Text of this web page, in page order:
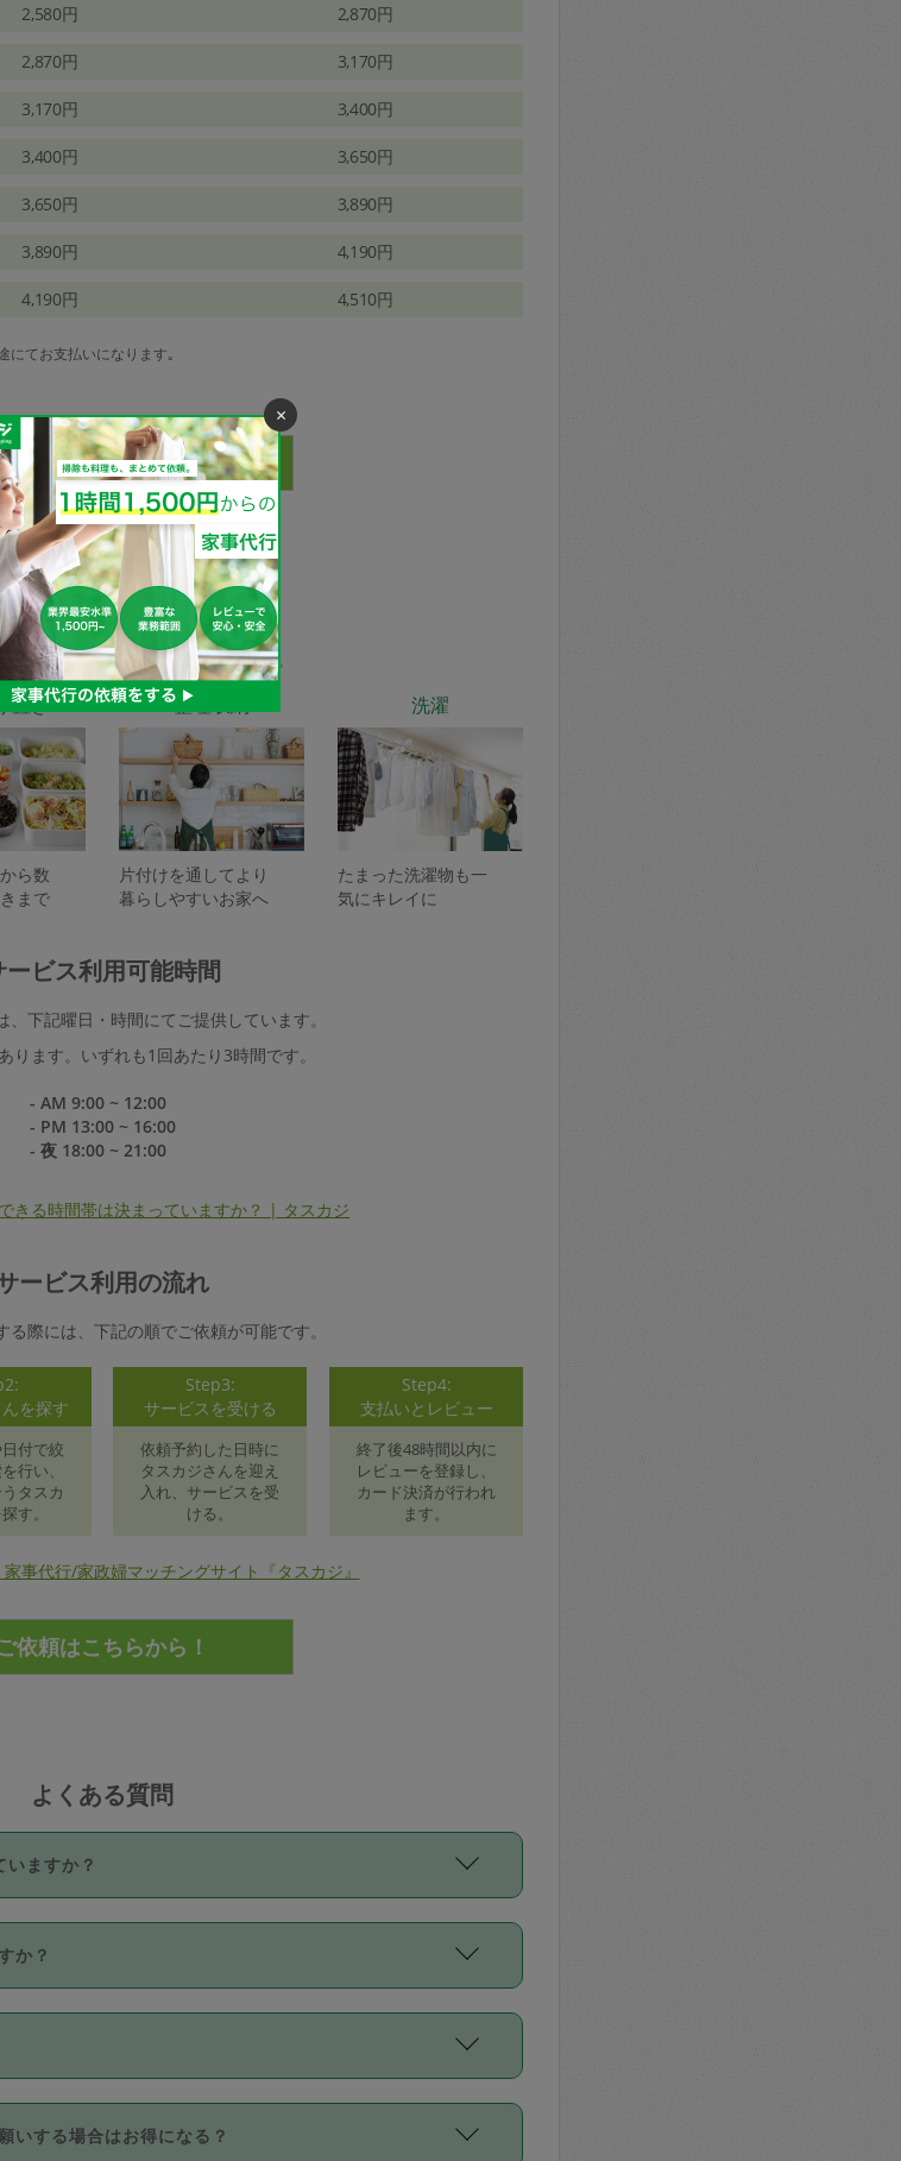
2,580円 2,870円
2,870円 3,170円
3,170円 3,400円
3,400円 3,650円
3,650円 3,890円
3,890円 4,190円
4,190円 4,510円
にてお支払いになります｡
代行サービスの種類
頼できるサービスは下記となります。
置き
ら数
まで
整理収納
片付けを通してより
暮らしやすいお家へ
洗濯
たまった洗濯物も一
気にキレイに
ービス利用可能時間
、下記曜日・時間にてご提供しています。
ります。いずれも1回あたり3時間です。
- AM 9:00 ~ 12:00
- PM 13:00 ~ 16:00
- 夜 18:00 ~ 21:00
きる時間帯は決まっていますか？ | タスカジ
ービス利用の流れ
る際には、下記の順でご依頼が可能です。
を探す
付で絞
行い、
タスカ
す。
Step3:
サービスを受ける
依頼予約した日時に
タスカジさんを迎え
入れ、サービスを受
ける。
Step4:
支払いとレビュー
終了後48時間以内に
レビューを登録し、
カード決済が行われ
ます。
事代行/家政婦マッチングサイト『タスカジ』
よくある質問
ますか？
時間を超えて依頼したい場合は、延長機能をご利用くださ
タスカジさんに事前に相談し、合意の上事前申請すること
ても、値引き等はございません。
か？
さん自身が価格を選んで設定しています。
は制限があり、レビュー件数、レビューの平均値、などで
ていく仕組みになっています。
Visa／Master／JCB／AMERICAN EXPRESS／Diners
いする場合はお得になる？
×